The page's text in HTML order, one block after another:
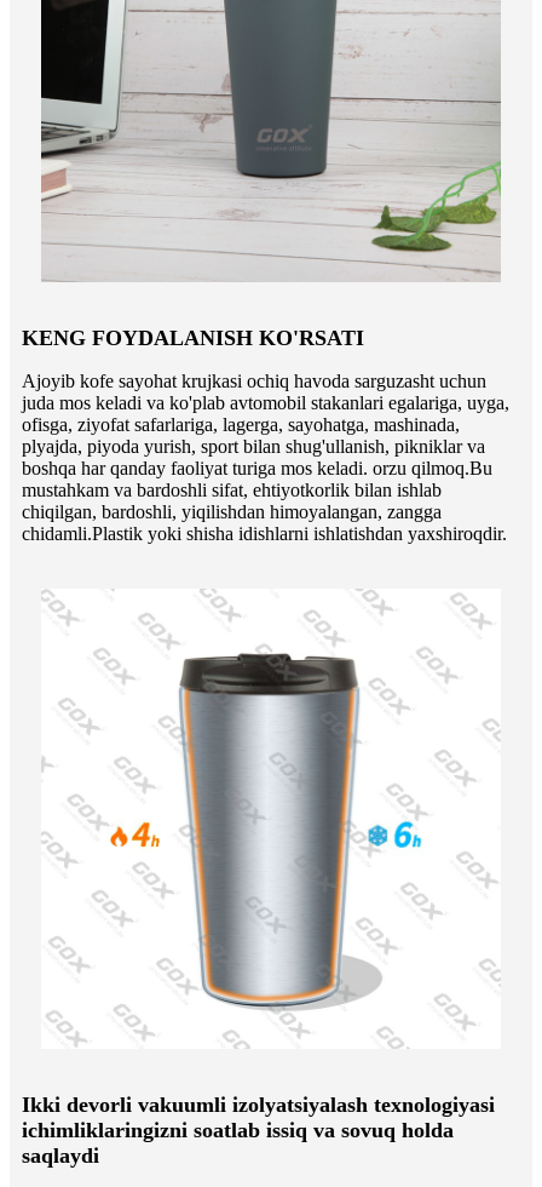
KENG FOYDALANISH KO'RSATI
Ajoyib kofe sayohat krujkasi ochiq havoda sarguzasht uchun
juda mos keladi va ko'plab avtomobil stakanlari egalariga, uyga,
ofisga, ziyofat safarlariga, lagerga, sayohatga, mashinada,
plyajda, piyoda yurish, sport bilan shug'ullanish, pikniklar va
boshqa har qanday faoliyat turiga mos keladi. orzu qilmoq.Bu
mustahkam va bardoshli sifat, ehtiyotkorlik bilan ishlab
chiqilgan, bardoshli, yiqilishdan himoyalangan, zangga
chidamli.Plastik yoki shisha idishlarni ishlatishdan yaxshiroqdir.
Ikki devorli vakuumli izolyatsiyalash texnologiyasi
ichimliklaringizni soatlab issiq va sovuq holda
saqlaydi